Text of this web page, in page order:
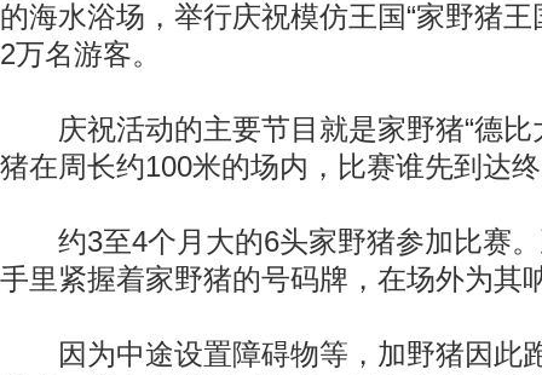
的海水浴场，举行庆祝模仿王国“家野猪王
2万名游客。
庆祝活动的主要节目就是家野猪“德比
猪在周长约100米的场内，比赛谁先到达
约3至4个月大的6头家野猪参加比赛。
手里紧握着家野猪的号码牌，在场外为其
因为中途设置障碍物等，加野猪因此